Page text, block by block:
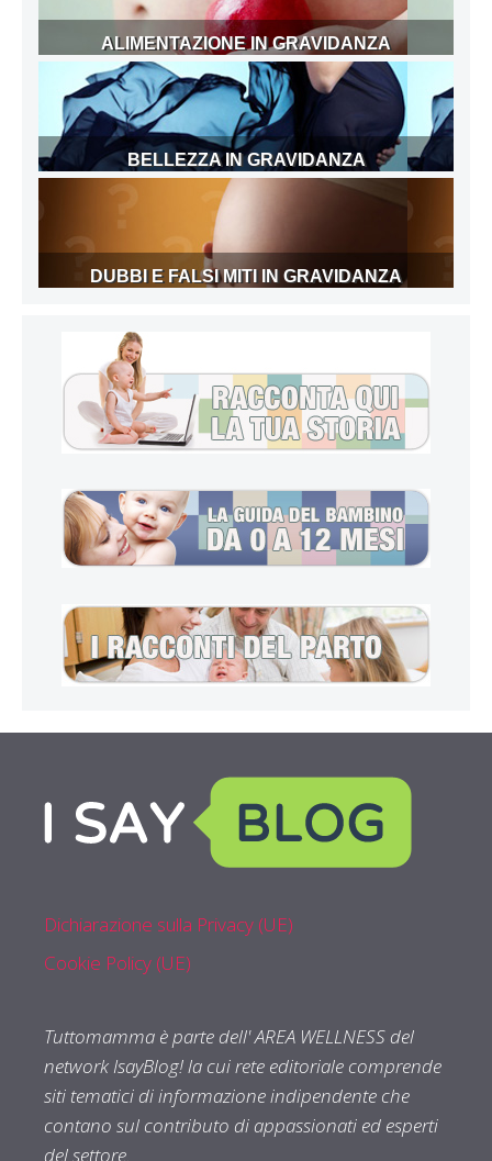
ALIMENTAZIONE IN GRAVIDANZA
BELLEZZA IN GRAVIDANZA
DUBBI E FALSI MITI IN GRAVIDANZA
Dichiarazione sulla Privacy (UE)
Cookie Policy (UE)
Tuttomamma è parte dell' AREA WELLNESS del
network IsayBlog! la cui rete editoriale comprende
siti tematici di informazione indipendente che
contano sul contributo di appassionati ed esperti
del settore.